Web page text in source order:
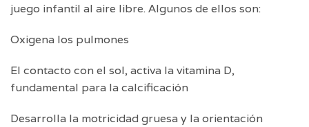
juego infantil al aire libre. Algunos de ellos son:
Oxigena los pulmones
El contacto con el sol, activa la vitamina D,
fundamental para la calcificación
Desarrolla la motricidad gruesa y la orientación